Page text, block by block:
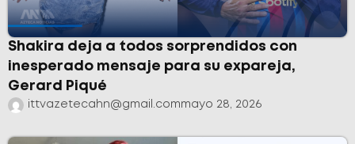
Shakira deja a todos sorprendidos con
inesperado mensaje para su expareja,
Gerard Piqué
ittvazetecahn@gmail.commayo 28, 2026